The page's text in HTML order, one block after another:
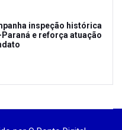
inspeção histórica
e reforça atuação